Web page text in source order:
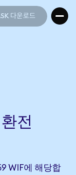
다운로드
전
WIF에 해당합